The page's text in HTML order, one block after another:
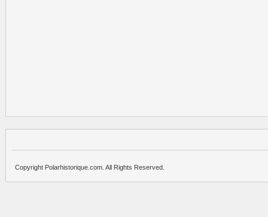
Copyright Polarhistorique.com. All Rights Reserved.